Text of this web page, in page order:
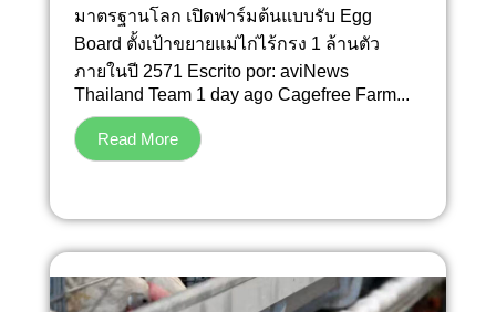
มาตรฐานโลก เปิดฟาร์มต้นแบบรับ Egg
Board ตั้งเป้าขยายแม่ไก่ไร้กรง 1 ล้านตัว
ภายในปี 2571 Escrito por: aviNews
Thailand Team 1 day ago Cagefree Farm...
Read More